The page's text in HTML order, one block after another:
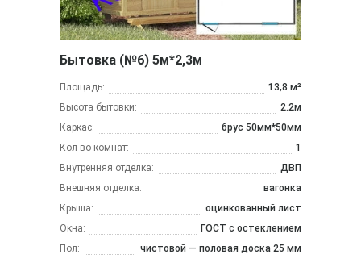
Бытовка (№6) 5м*2,3м
Площадь:
13,8 м²
Высота бытовки:
2.2м
Каркас:
брус 50мм*50мм
Кол-во комнат:
1
Внутренняя отделка:
ДВП
Внешняя отделка:
вагонка
Крыша:
оцинкованный лист
Окна:
ГОСТ с остеклением
Пол:
чистовой — половая доска 25 мм